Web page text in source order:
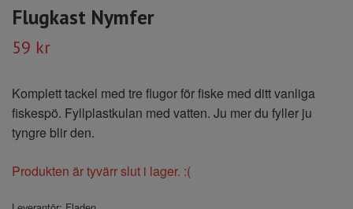
Flugkast Nymfer
59 kr
Komplett tackel med tre flugor för fiske med ditt vanliga
fiskespö. Fyllplastkulan med vatten. Ju mer du fyller ju
tyngre blir den.
Produkten är tyvärr slut i lager. :(